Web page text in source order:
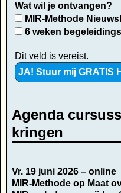
Wat wil je ontvangen?
MIR-Methode
6 weken
Dit veld is vereist.
Agenda
kringen
Vr. 19 juni 2026 – online
MIR-Methode op Maat